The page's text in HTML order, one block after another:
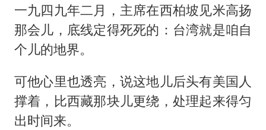
一九四九年二月，主席在西柏坡见米高扬
那会儿，底线定得死死的：台湾就是咱自
个儿的地界。
可他心里也透亮，说这地儿后头有美国人
撑着，比西藏那块儿更绕，处理起来得匀
出时间来。